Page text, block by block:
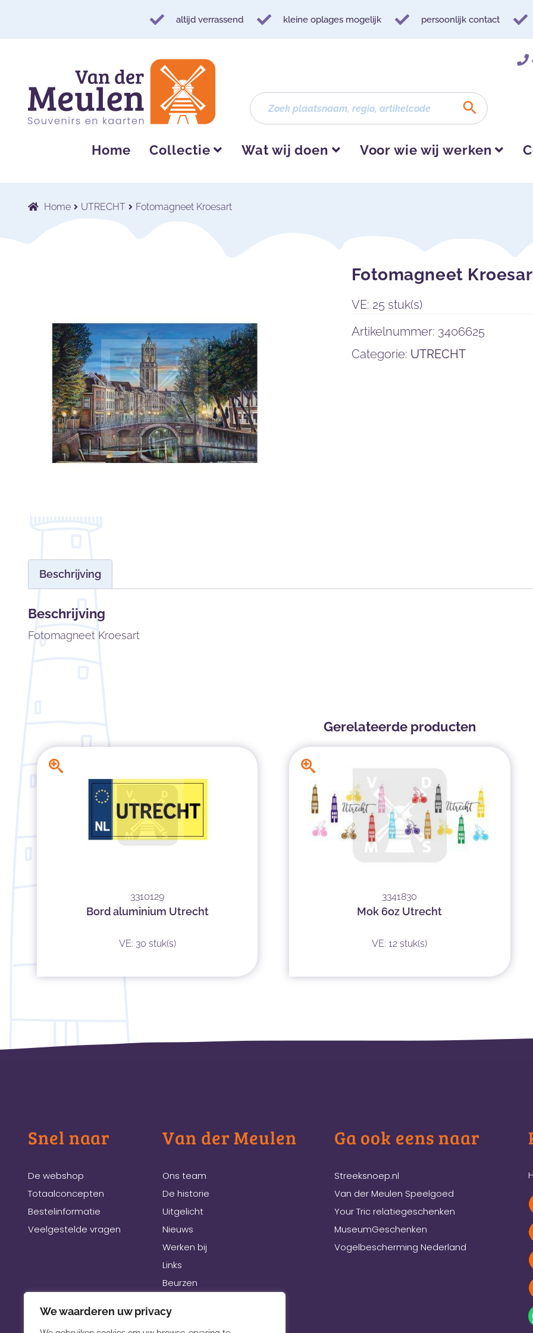
We waarderen uw privacy
altijd verrassend kleine oplages mogelijk persoonlijk contact
navigatie
inhoud
Home Collectie Wat wij doen Voor wie wij werken
Home UTRECHT Fotomagneet Kroesart
Fotomagneet
VE: 25 stuk(s)
Artikelnummer: 3406625
Categorie: UTRECHT
Beschrijving
Beschrijving
Fotomagneet Kroesart
Gerelateerde producten
3310129
Bord aluminium Utrecht
VE: 30 stuk(s)
3341830
Mok 6oz Utrecht
VE: 12 stuk(s)
Snel naar
De webshop
Totaalconcepten
Bestelinformatie
Veelgestelde vragen
Van der Meulen
Ons team
De historie
Uitgelicht
Nieuws
Werken bij
Links
Beurzen
Ga ook eens naar
Streeksnoep.nl
Van der Meulen Speelgoed
Your Tric relatiegeschenken
MuseumGeschenken
Vogelbescherming Nederland